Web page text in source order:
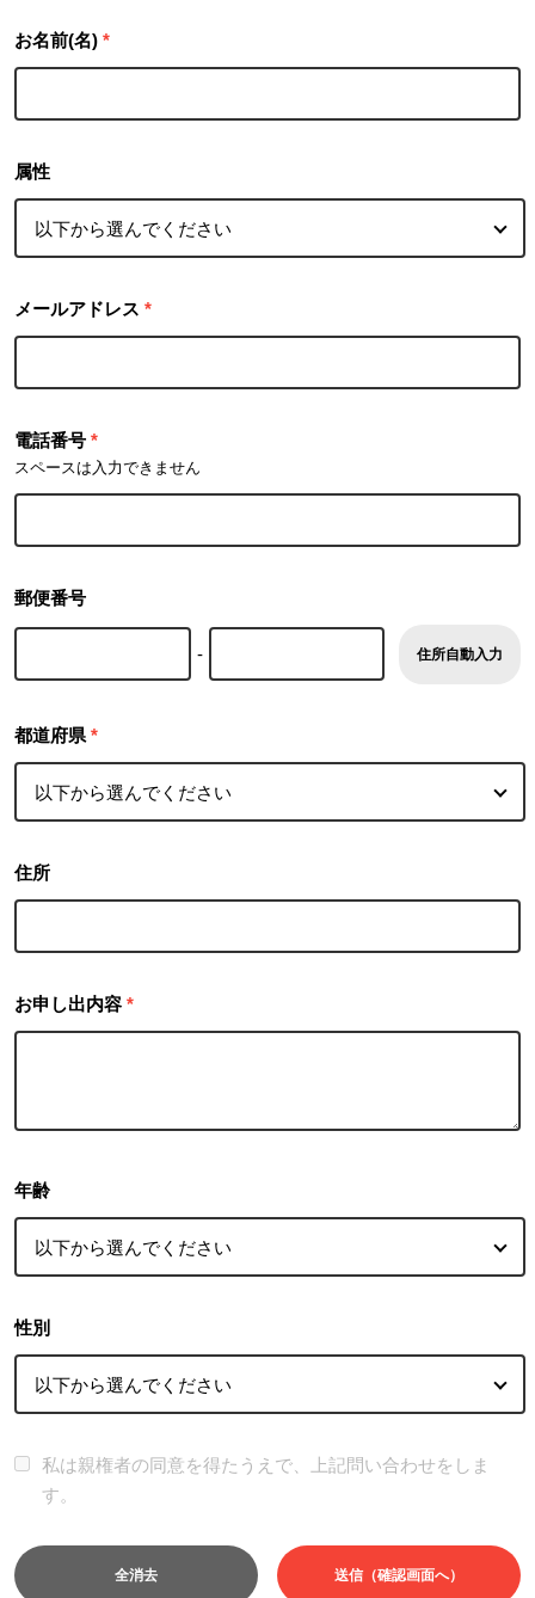
お名前(名) *
属性
メールアドレス *
電話番号 *
スペースは入力できません
郵便番号
- 住所自動入力
都道府県 *
住所
お申し出内容 *
年齢
性別
私は親権者の同意を得たうえで、上記問い合わせをしま
す。
全消去 送信（確認画面へ）